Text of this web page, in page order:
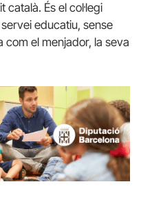
català. És el col·legi
educatiu, sense
el menjador, la seva